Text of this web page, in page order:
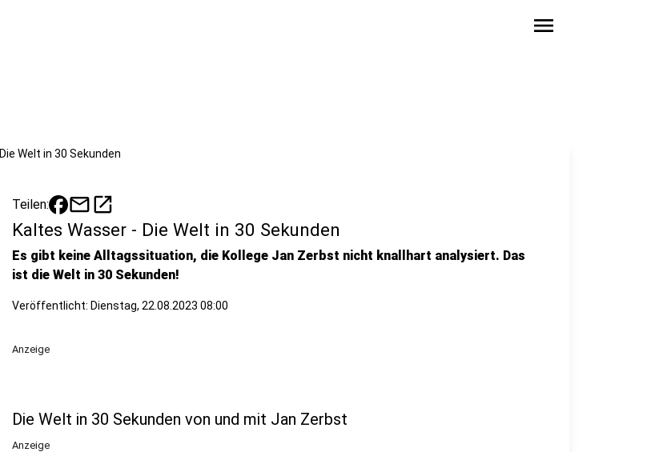
menu
Die Welt in 30 Sekunden
Teilen: mailopen_in_new
Kaltes Wasser - Die Welt in 30 Sekunden
Es gibt keine Alltagssituation, die Kollege Jan Zerbst nicht knallhart analysiert. Das
ist die Welt in 30 Sekunden!
Veröffentlicht: Dienstag, 22.08.2023 08:00
Anzeige
Die Welt in 30 Sekunden von und mit Jan Zerbst
Anzeige